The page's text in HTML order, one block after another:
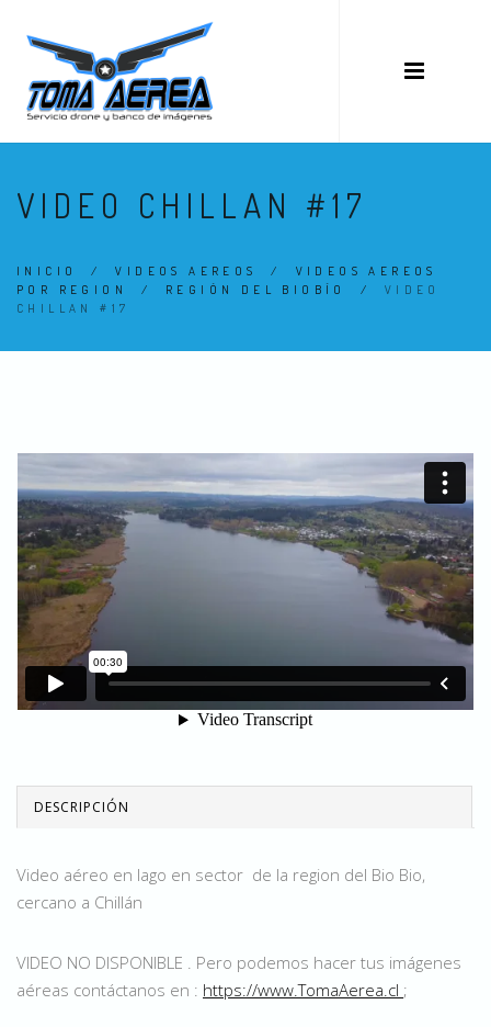
VIDEO CHILLAN #17
INICIO /VIDEOS AEREOS / VIDEOS AEREOS
POR REGION
/ REGIÓN DEL BIOBÍO / VIDEO
CHILLAN #17
DESCRIPCIÓN
Video aéreo en lago en sector de la region del Bio Bio,
cercano a Chillán
VIDEO NO DISPONIBLE . Pero podemos hacer tus imágenes
aéreas contáctanos en : https://www.TomaAerea.cl ;